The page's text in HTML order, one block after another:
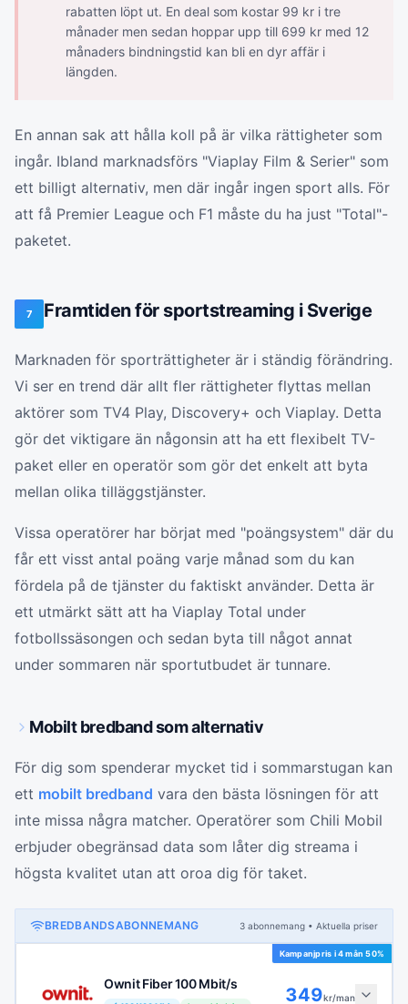
rabatten löpt ut. En deal som kostar 99 kr i tre
månader men sedan hoppar upp till 699 kr med 12
månaders bindningstid kan bli en dyr affär i
längden.
En annan sak att hålla koll på är vilka rättigheter som
ingår. Ibland marknadsförs "Viaplay Film & Serier" som
ett billigt alternativ, men där ingår ingen sport alls. För
att få Premier League och F1 måste du ha just "Total"-
paketet.
7 Framtiden för sportstreaming i Sverige
Marknaden för sporträttigheter är i ständig förändring.
Vi ser en trend där allt fler rättigheter flyttas mellan
aktörer som TV4 Play, Discovery+ och Viaplay. Detta
gör det viktigare än någonsin att ha ett flexibelt TV-
paket eller en operatör som gör det enkelt att byta
mellan olika tilläggstjänster.
Vissa operatörer har börjat med "poängsystem" där du
får ett visst antal poäng varje månad som du kan
fördela på de tjänster du faktiskt använder. Detta är
ett utmärkt sätt att ha Viaplay Total under
fotbollssäsongen och sedan byta till något annat
under sommaren när sportutbudet är tunnare.
Mobilt bredband som alternativ
För dig som spenderar mycket tid i sommarstugan kan
ett mobilt bredband vara den bästa lösningen för att
inte missa några matcher. Operatörer som Chili Mobil
erbjuder obegränsad data som låter dig streama i
högsta kvalitet utan att oroa dig för taket.
BREDBANDSABONNEMANG 3 abonnemang • Aktuella priser
Kampanjpris i4 mån 50%
Ownit Fiber 100 Mbit/s 349kr/man